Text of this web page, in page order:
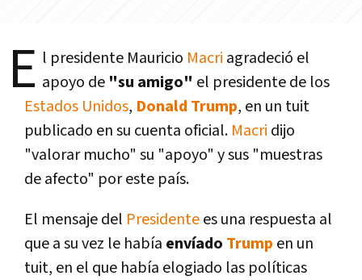
E l presidente Mauricio Macri agradeció el
apoyo de "su amigo" el presidente de los
Estados Unidos, Donald Trump, en un tuit
publicado en su cuenta oficial. Macri dijo
"valorar mucho" su "apoyo" y sus "muestras
de afecto" por este paí­s.
El mensaje del Presidentees una respuesta al
que a su vez le habí­a enví­ado Trump en un
tuit, en el que habí­a elogiado las polí­ticas